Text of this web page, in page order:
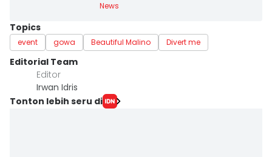
News
Topics
event gowa Beautiful Malino Divert me
Editorial Team
Editor
Irwan Idris
Tonton lebih seru di